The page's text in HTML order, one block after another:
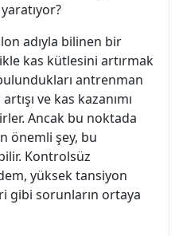
adıyla bilinen bir
kas kütlesini artırmak
bulundukları antrenman
ve kas kazanımı
Ancak bu noktada
önemli şey, bu
Kontrolsüz
yüksek tansiyon
gibi sorunların ortaya